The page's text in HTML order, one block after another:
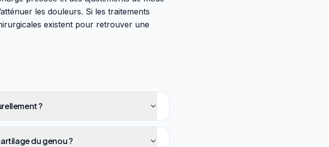
les douleurs. Si les traitements
existent pour retrouver une
?
du genou ?